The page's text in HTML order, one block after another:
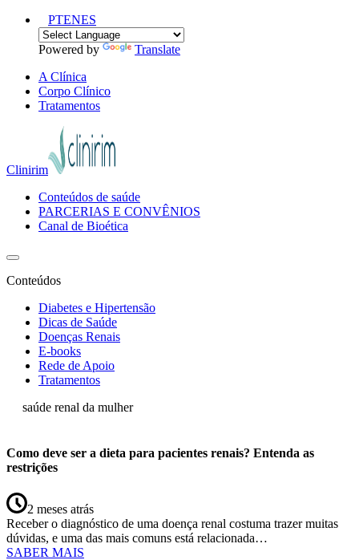
PTENES
Powered by
Translate
A Clínica
Corpo Clínico
Tratamentos
Clinirim
Conteúdos de saúde
PARCERIAS E CONVÊNIOS
Canal de Bioética
Conteúdos
Diabetes e Hipertensão
Dicas de Saúde
Doenças Renais
E-books
Rede de Apoio
Tratamentos
saúde renal da mulher
Como deve ser a dieta para pacientes renais? Entenda as
restrições
2 meses atrás
Receber o diagnóstico de uma doença renal costuma trazer muitas
dúvidas, e uma das mais comuns está relacionada…
SABER MAIS